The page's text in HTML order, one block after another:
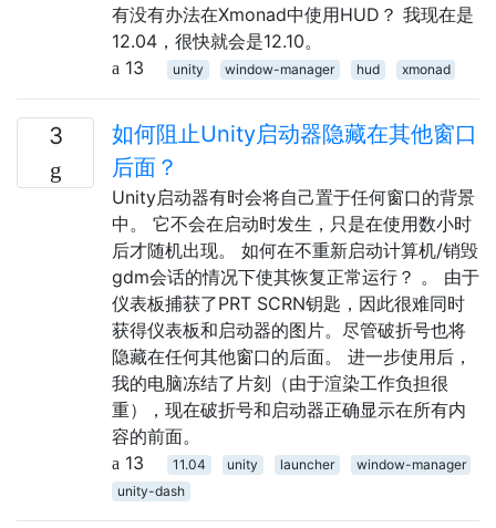
有没有办法在Xmonad中使用HUD？ 我现在是
12.04，很快就会是12.10。
13
unity window-manager hud xmonad
3
如何阻止Unity启动器隐藏在其他窗口
后面？
Unity启动器有时会将自己置于任何窗口的背景
中。 它不会在启动时发生，只是在使用数小时
后才随机出现。 如何在不重新启动计算机/销毁
gdm会话的情况下使其恢复正常运行？ 。 由于
仪表板捕获了PRT SCRN钥匙，因此很难同时
获得仪表板和启动器的图片。尽管破折号也将
隐藏在任何其他窗口的后面。 进一步使用后，
我的电脑冻结了片刻（由于渲染工作负担很
重），现在破折号和启动器正确显示在所有内
容的前面。
13
11.04 unity launcher
window-manager
unity-dash